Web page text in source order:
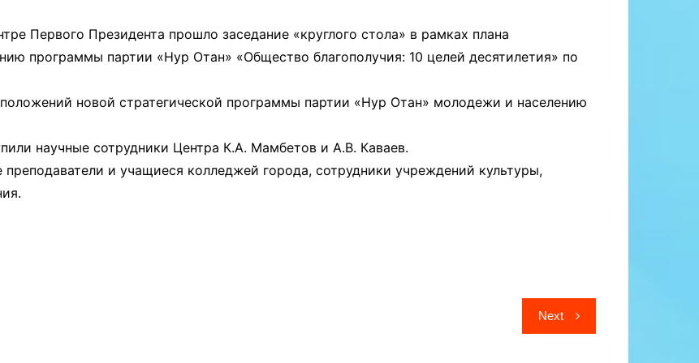
бөлімі
Спорттық даңқ залы
Первого Президента прошло заседание «круглого стола» в рамках плана
программы партии «Нур Отан» «Общество благополучия: 10 целей десятилетия» по
новой стратегической программы партии «Нур Отан» молодежи и населению
научные сотрудники Центра К.А. Мамбетов и А.В. Каваев.
преподаватели и учащиеся колледжей города, сотрудники учреждений культуры,
Next